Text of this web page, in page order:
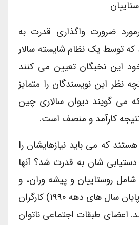
ضرورت واگذاری قدرت به
که توسط یک نظام شایسته سالار
این نخبگان تعیین می کنند
نظر این نویسندگان را متمایز
گویند دیوان سالاری چین
کارآمد و منصف است.
که می باید نیازهایشان را
شان به قدرت شد؟ آنها
روستاییان و پیشه وران، و
درپی آن کارگران (تا پایان سال های دهه ۱۹۹۰) کارگران
اعضای طبقات اجتماعی ناتوان